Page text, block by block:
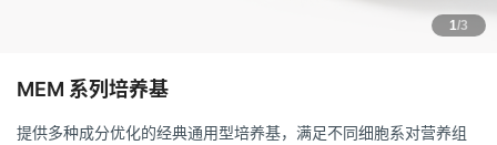
1/3
MEM 系列培养基
提供多种成分优化的经典通用型培养基，满足不同细胞系对营养组